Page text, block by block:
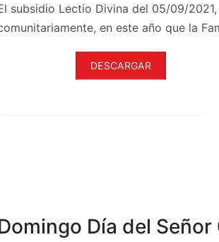
subsidio Lectio Divina del 05/09/
en este año que la
DESCARGAR
Día del